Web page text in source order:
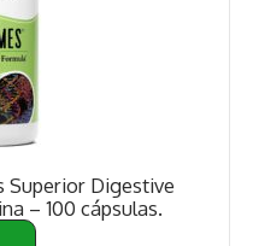
Superior Digestive
– 100 cápsulas.